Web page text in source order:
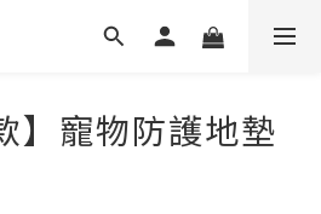
】寵物防護地墊